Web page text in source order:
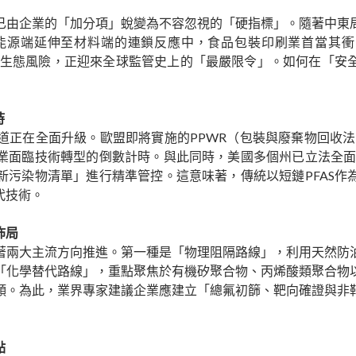
企業的「加分項」蛻變為不容忽視的「硬指標」。隨著中
端延伸至材料端的連鎖反應中，食品包裝印刷業首當其
態風險，正迎來全球監管史上的「最嚴限令」。如何在「
在全面升級。歐盟即將實施的PPWR（包裝與廢棄物回收
臨技術轉型的倒數計時。與此同時，美國多個州已立法全
染物清單」進行精準管控。這意味著，傳統以短鏈PFAS
術。
局
大主流方向推進。第一種是「物理阻隔路線」，利用天然
學替代路線」，重點聚焦於有機矽聚合物、丙烯酸類聚合
為此，業界專家建議企業應建立「總氟初篩、靶向確證與